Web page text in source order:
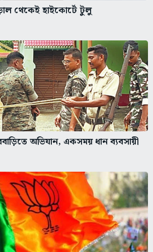
থেকেই হাইকোর্টে টুলু
অভিযান, একসময় ধান ব্যবসায়ী